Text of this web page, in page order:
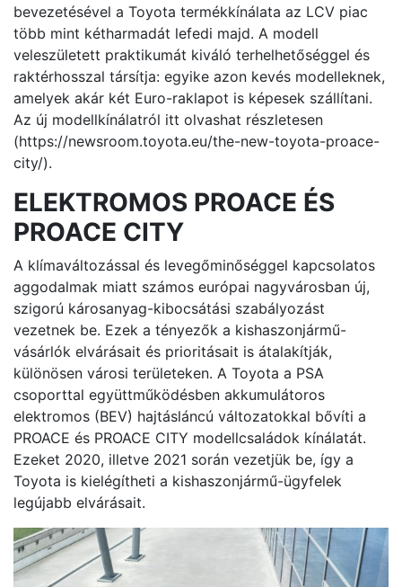
bevezetésével a Toyota termékkínálata az LCV piac
több mint kétharmadát lefedi majd. A modell
veleszületett praktikumát kiváló terhelhetőséggel és
raktérhosszal társítja: egyike azon kevés modelleknek,
amelyek akár két Euro-raklapot is képesek szállítani.
Az új modellkínálatról itt olvashat részletesen
(https://newsroom.toyota.eu/the-new-toyota-proace-
city/).
ELEKTROMOS PROACE ÉS
PROACE CITY
A klímaváltozással és levegőminőséggel kapcsolatos
aggodalmak miatt számos európai nagyvárosban új,
szigorú károsanyag-kibocsátási szabályozást
vezetnek be. Ezek a tényezők a kishaszonjármű-
vásárlók elvárásait és prioritásait is átalakítják,
különösen városi területeken. A Toyota a PSA
csoporttal együttműködésben akkumulátoros
elektromos (BEV) hajtásláncú változatokkal bővíti a
PROACE és PROACE CITY modellcsaládok kínálatát.
Ezeket 2020, illetve 2021 során vezetjük be, így a
Toyota is kielégítheti a kishaszonjármű-ügyfelek
legújabb elvárásait.